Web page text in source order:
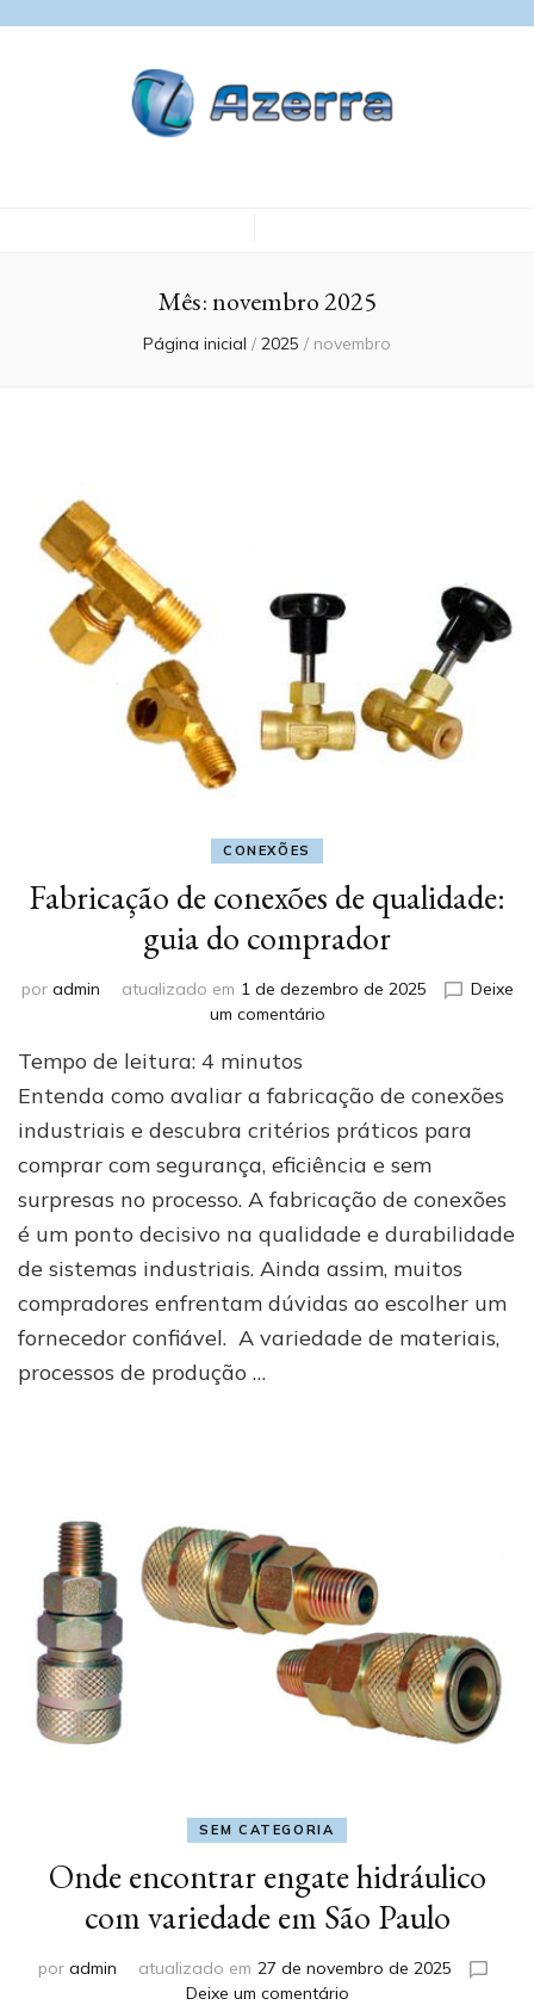
Mês:novembro 2025
Página inicial / 2025 / novembro
CONEXÕES
Fabricação de conexões de qualidade:
guia do comprador
por admin atualizado em 1 de dezembro de 2025
Deixe
um comentárioem
conexões
de
qualidade:
guia
comprador
Tempo de leitura: 4 minutos
Entenda como avaliar a fabricação de conexões
industriais e descubra critérios práticos para
comprar com segurança, eficiência e sem
surpresas no processo. A fabricação de conexões
é um ponto decisivo na qualidade e durabilidade
de sistemas industriais. Ainda assim, muitos
compradores enfrentam dúvidas ao escolher um
fornecedor confiável. A variedade de materiais,
processos de produção …
SEM CATEGORIA
Onde encontrar engate hidráulico
com variedade em São Paulo
por admin atualizado em 27 de novembro de 2025
Deixe um comentárioem